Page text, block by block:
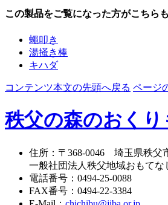
この製品をご覧になった方がこちら
蠅叩き
湯掻き棒
キハダ
コンテンツ本文の先頭へ戻る ページ
秩父の森のおくり
住所 ： 〒368-0046 埼玉県秩父
一般社団法人秩父地域おもてな
電話番号 ： 0494-25-0088
FAX番号 ： 0494-22-3384